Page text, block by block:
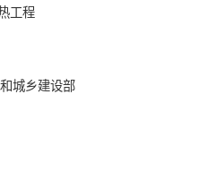
工程
城乡建设部